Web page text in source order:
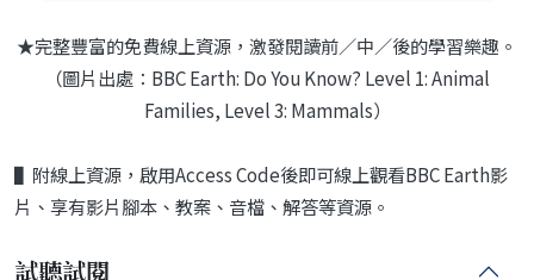
★完整豐富的免費線上資源，激發閱讀前／中／後的學習樂趣。
（圖片出處：BBC Earth: Do You Know? Level 1: Animal
Families, Level 3: Mammals）
▌附線上資源，啟用Access Code後即可線上觀看BBC Earth影
片、享有影片腳本、教案、音檔、解答等資源。
試聽試閱